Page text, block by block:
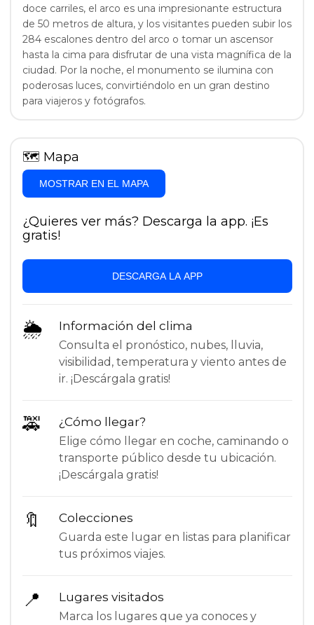
doce carriles, el arco es una impresionante estructura
de 50 metros de altura, y los visitantes pueden subir los
284 escalones dentro del arco o tomar un ascensor
hasta la cima para disfrutar de una vista magnífica de la
ciudad. Por la noche, el monumento se ilumina con
poderosas luces, convirtiéndolo en un gran destino
para viajeros y fotógrafos.
🗺 Mapa
MOSTRAR EN EL MAPA
¿Quieres ver más? Descarga la app. ¡Es
gratis!
DESCARGA LA APP
🌦 Información del clima
Consulta el pronóstico, nubes, lluvia,
visibilidad, temperatura y viento antes de
ir. ¡Descárgala gratis!
🚕 ¿Cómo llegar?
Elige cómo llegar en coche, caminando o
transporte público desde tu ubicación.
¡Descárgala gratis!
🔖 Colecciones
Guarda este lugar en listas para planificar
tus próximos viajes.
📍 Lugares visitados
Marca los lugares que ya conoces y